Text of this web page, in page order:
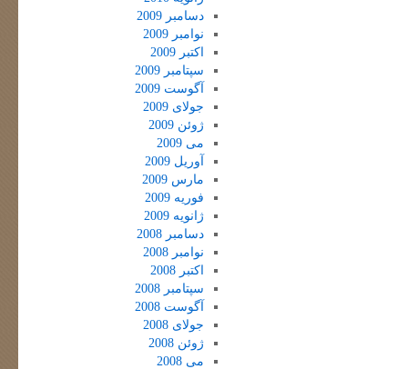
دسامبر 2009
نوامبر 2009
اکتبر 2009
سپتامبر 2009
آگوست 2009
جولای 2009
ژوئن 2009
می 2009
آوریل 2009
مارس 2009
فوریه 2009
ژانویه 2009
دسامبر 2008
نوامبر 2008
اکتبر 2008
سپتامبر 2008
آگوست 2008
جولای 2008
ژوئن 2008
می 2008